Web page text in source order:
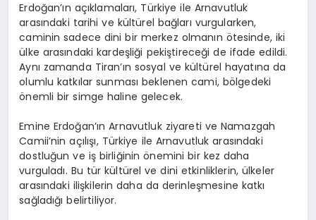
Erdoğan’ın açıklamaları, Türkiye ile Arnavutluk
arasındaki tarihi ve kültürel bağları vurgularken,
caminin sadece dini bir merkez olmanın ötesinde, iki
ülke arasındaki kardeşliği pekiştireceği de ifade edildi.
Aynı zamanda Tiran’ın sosyal ve kültürel hayatına da
olumlu katkılar sunması beklenen cami, bölgedeki
önemli bir simge haline gelecek.
Emine Erdoğan’ın Arnavutluk ziyareti ve Namazgah
Camii’nin açılışı, Türkiye ile Arnavutluk arasındaki
dostluğun ve iş birliğinin önemini bir kez daha
vurguladı. Bu tür kültürel ve dini etkinliklerin, ülkeler
arasındaki ilişkilerin daha da derinleşmesine katkı
sağladığı belirtiliyor.